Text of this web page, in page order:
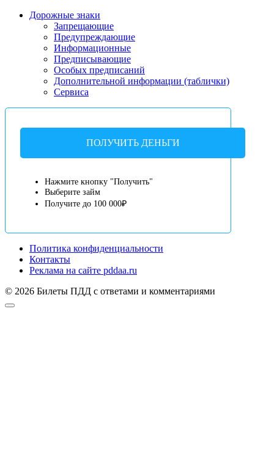
Дорожные знаки
Запрещающие
Предупреждающие
Информационные
Предписывающие
Особых предписаний
Дополнительной информации (таблички)
Сервиса
ПОЛУЧИТЬ ДЕНЬГИ
Нажмите кнопку "Получить"
Выберите займ
Получите до 100 000₽
Политика конфиденциальности
Контакты
Реклама на сайте pddaa.ru
© 2026 Билеты ПДД с ответами и комментариями